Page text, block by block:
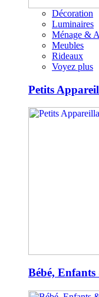
Décoration
Luminaires
Ménage &
Meubles
Rideaux
Voyez plus
Petits
Bébé,